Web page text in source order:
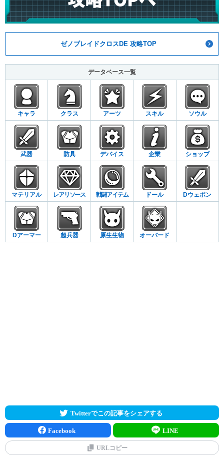
ゼノブレイドクロスDE 攻略TOP
データベース一覧
キャラ クラス アーツ スキル ソウル
武器 防具 デバイス 企業 ショップ
マテリアル レアリソース 戦闘アイテム ドール Dウェポン
Dアーマー 超兵器 原生生物 オーバード
Twitterでこの記事をシェアする
Facebook LINE
URLコピー